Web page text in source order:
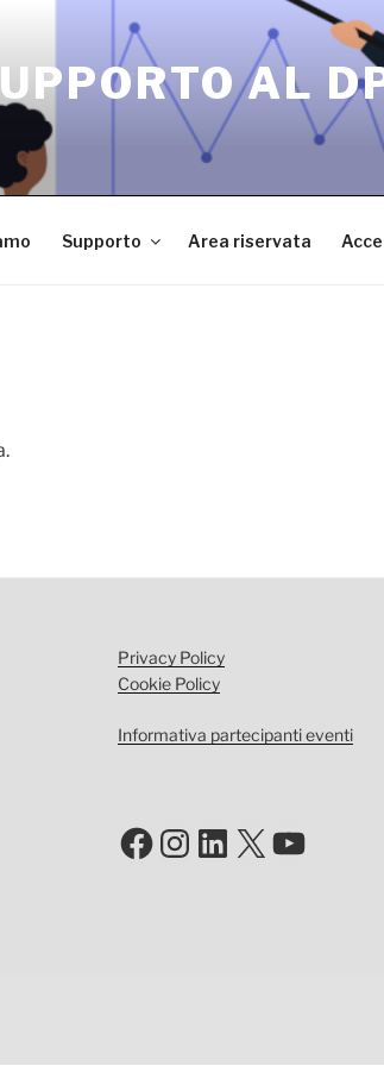
AL
Supporto Area riservata
Privacy Policy
Cookie Policy
Informativa partecipanti eventi
Facebook
Instagram
LinkedIn
X